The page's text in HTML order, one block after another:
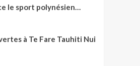
le sport polynésien…
à Te Fare Tauhiti Nui